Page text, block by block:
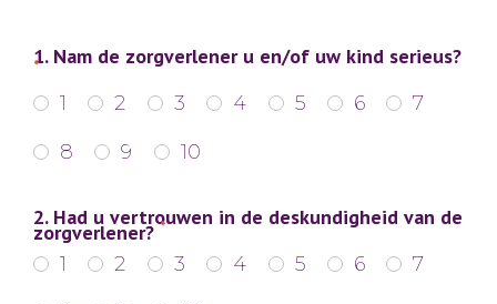
1. Nam de zorgverlener u en/of uw kind serieus?
*
1 2 3 4 5 6
7
8
9 10
2. Had u vertrouwen in de deskundigheid van de
zorgverlener?*
1 2 3 4 5 6
7